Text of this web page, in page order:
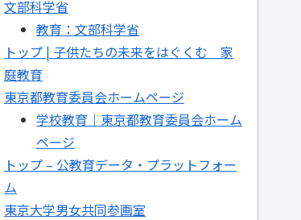
文部科学省
教育：文部科学省
トップ | 子供たちの未来をはぐくむ 家
庭教育
東京都教育委員会ホームページ
学校教育｜東京都教育委員会ホーム
ページ
トップ – 公教育データ・プラットフォー
ム
東京大学男女共同参画室